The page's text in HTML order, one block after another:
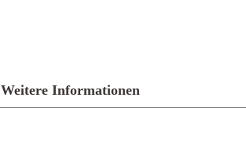
Weitere Informationen